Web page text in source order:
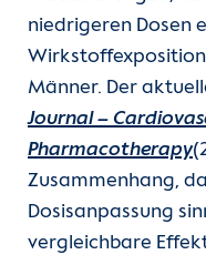
niedrigeren Dosen
Männer. Der
Journal –
Pharmacotherapy
Zusammenhang,
Dosisanpassung
vergleichbare